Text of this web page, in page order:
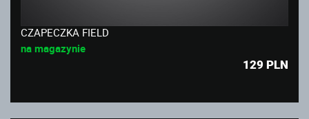
CZAPECZKA FIELD
na magazynie
129 PLN